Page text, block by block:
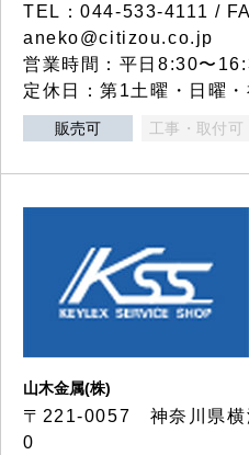
TEL：044-533-4111 /
aneko@citizou.co.jp
営業時間：平日8:30〜
定休日：第1土曜・日曜・
販売可 工事・取付可
山木金属(株)
〒221-0057 神奈川県横
0